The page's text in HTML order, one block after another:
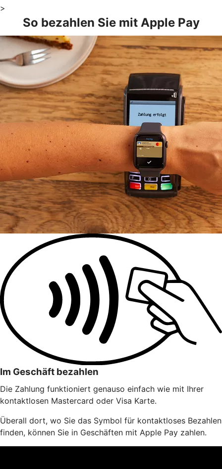
>
So bezahlen Sie mit Apple Pay
Im Geschäft bezahlen
Die Zahlung funktioniert genauso einfach wie mit Ihrer
kontaktlosen Mastercard oder Visa Karte.
Überall dort, wo Sie das Symbol für kontaktloses Bezahlen
finden, können Sie in Geschäften mit Apple Pay zahlen.